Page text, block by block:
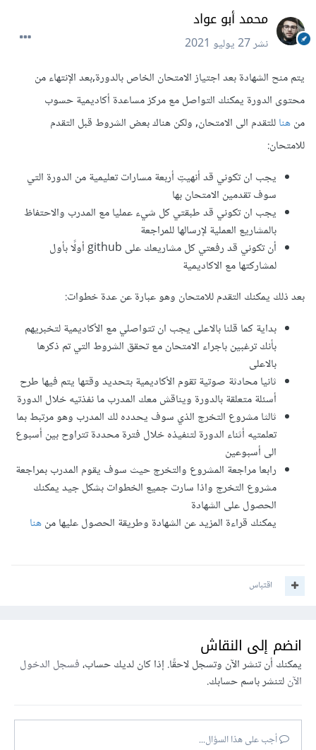
محمد أبو عواد
نشر27 يوليو 2021
يتم منح الشهادة بعد اجتياز الامتحان الخاص بالدورة,بعد الإنتهاء من
محتوى الدورة يمكنك التواصل مع مركز مساعدة أكاديمية حسوب
منهناللتقدم الى الامتحان, ولكن هناك بعض الشروط قبل التقدم
للامتحان:
يجب ان تكوني قد أنهيتِ أربعة مسارات تعليمية من الدورة التي
سوف تقدمين الامتحان بها
يجب ان تكوني قد طبقتي كل شيء عمليا مع المدرب والاحتفاظ
بالمشاريع العملية لإرسالها للمراجعة
أن تكوني قد رفعتي كل مشاريعك على github أولًا بأول
لمشاركتها مع الاكاديمية
بعد ذلك يمكنك التقدم للامتحان وهو عبارة عن عدة خطوات:
بداية كما قلنا بالاعلى يجب ان تتواصلي مع الأكاديمية لتخبريهم
بأنك ترغبين باجراء الامتحان مع تحقق الشروط التي تم ذكرها
بالاعلى
ثانيا محادثة صوتية تقوم الأكاديمية بتحديد وقتها يتم فيها طرح
أسئلة متعلقة بالدورة ويناقش معك المدرب ما نفذتيه خلال الدورة
ثالثا مشروع التخرج الذي سوف يحدده لك المدرب وهو مرتبط بما
تعلمتيه أثناء الدورة لتنفيذه خلال فترة محددة تتراوح بين أسبوع
الى أسبوعين
رابعا مراجعة المشروع والتخرج حيث سوف يقوم المدرب بمراجعة
مشروع التخرج واذا سارت جميع الخطوات بشكل جيد يمكنك
الحصول على الشهادة
يمكنك قراءة المزيد عن الشهادة وطريقة الحصول عليها منهنا
اقتباس
انضم إلى النقاش
يمكنك أن تنشر الآن وتسجل لاحقًا. إذا كان لديك حساب،فسجل الدخول
الآنلتنشر باسم حسابك.
أجب على هذا السؤال...